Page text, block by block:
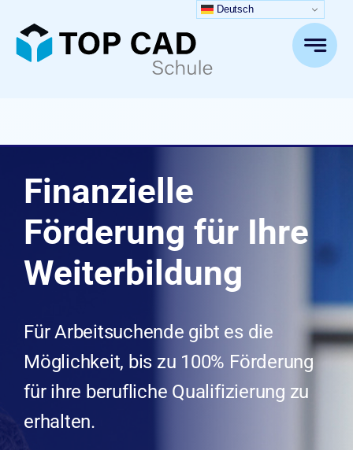
Inhalt
springen
Finanzielle
Förderung für Ihre
Weiterbildung
Für Arbeitsuchende gibt es die
Möglichkeit, bis zu 100% Förderung
für ihre berufliche Qualifizierung zu
erhalten.
Deutsch